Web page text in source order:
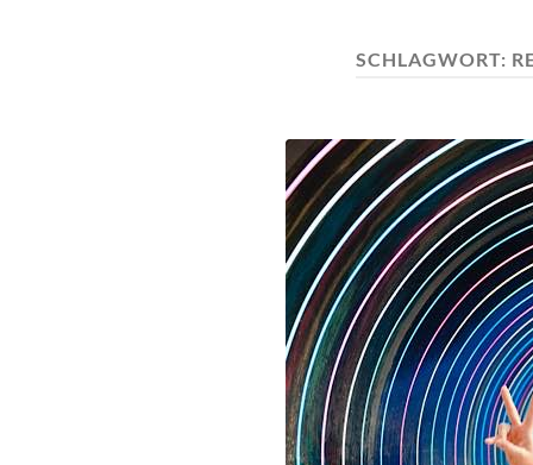
SCHLAGWORT: